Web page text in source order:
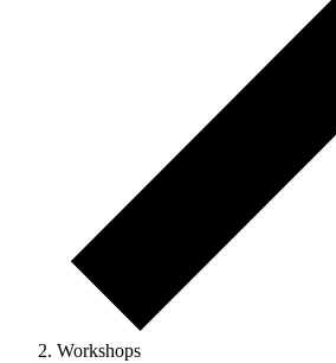
Workshops